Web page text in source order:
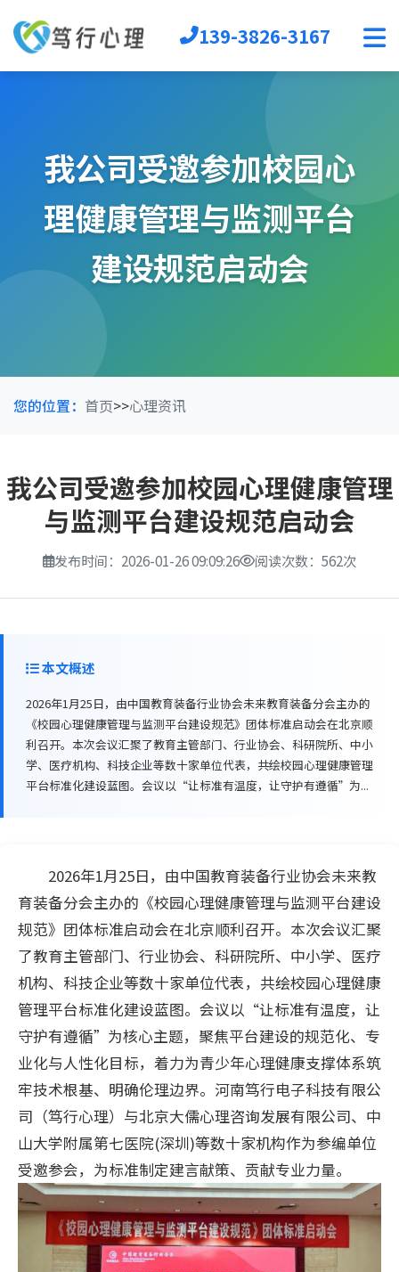
音乐放松椅
心理沙盘
宣泄设备
团辅器材
VR心理
生涯规划
139-3826-3167
我公司受邀参加校园心
理健康管理与监测平台
建设规范启动会
您的位置： 首页>>心理资讯
我公司受邀参加校园心理健康管理
与监测平台建设规范启动会
发布时间：2026-01-26 09:09:26 阅读次数：562次
本文概述
2026年1月25日，由中国教育装备行业协会未来教育装备分会主办的
《校园心理健康管理与监测平台建设规范》团体标准启动会在北京顺
利召开。本次会议汇聚了教育主管部门、行业协会、科研院所、中小
学、医疗机构、科技企业等数十家单位代表，共绘校园心理健康管理
平台标准化建设蓝图。会议以“让标准有温度，让守护有遵循”为...
2026年1月25日，由中国教育装备行业协会未来教
育装备分会主办的《校园心理健康管理与监测平台建设
规范》团体标准启动会在北京顺利召开。本次会议汇聚
了教育主管部门、行业协会、科研院所、中小学、医疗
机构、科技企业等数十家单位代表，共绘校园心理健康
管理平台标准化建设蓝图。会议以“让标准有温度，让
守护有遵循”为核心主题，聚焦平台建设的规范化、专
业化与人性化目标，着力为青少年心理健康支撑体系筑
牢技术根基、明确伦理边界。河南笃行电子科技有限公
司（笃行心理）与北京大儒心理咨询发展有限公司、中
山大学附属第七医院(深圳)等数十家机构作为参编单位
受邀参会，为标准制定建言献策、贡献专业力量。